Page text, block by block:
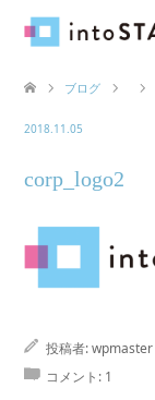
ブログ
2018.11.05
corp_logo2
投稿者:wpmaster
コメント: 1